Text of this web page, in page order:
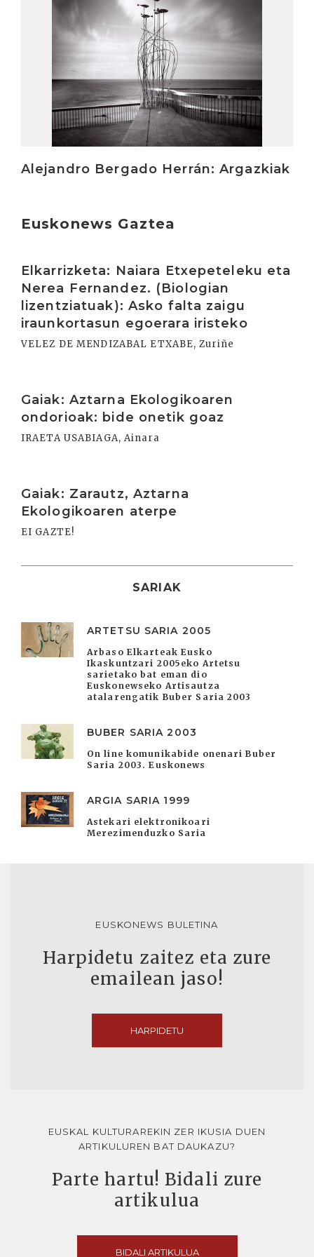
Alejandro Bergado Herrán: Argazkiak
Euskonews Gaztea
Elkarrizketa: Naiara Etxepeteleku eta
Nerea Fernandez. (Biologian
lizentziatuak): Asko falta zaigu
iraunkortasun egoerara iristeko
VELEZ DE MENDIZABAL ETXABE, Zuriñe
Gaiak: Aztarna Ekologikoaren
ondorioak: bide onetik goaz
IRAETA USABIAGA, Ainara
Gaiak: Zarautz, Aztarna
Ekologikoaren aterpe
EI GAZTE!
SARIAK
ARTETSU SARIA 2005
Arbaso Elkarteak Eusko
Ikaskuntzari 2005eko Artetsu
sarietako bat eman dio
Euskonewseko Artisautza
atalarengatik Buber Saria 2003
BUBER SARIA 2003
On line komunikabide onenari Buber
Saria 2003. Euskonews
ARGIA SARIA 1999
Astekari elektronikoari
Merezimenduzko Saria
EUSKONEWS BULETINA
Harpidetu zaitez eta zure
emailean jaso!
HARPIDETU
EUSKAL KULTURAREKIN ZER IKUSIA DUEN
ARTIKULUREN BAT DAUKAZU?
Parte hartu! Bidali zure
artikulua
BIDALI ARTIKULUA